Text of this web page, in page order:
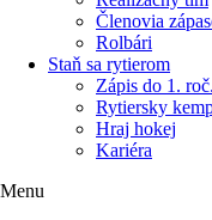
Členovia
Rolbári
Staň sa rytierom
Zápis do 1.
Rytiersky
Hraj hokej
Kariéra
Menu